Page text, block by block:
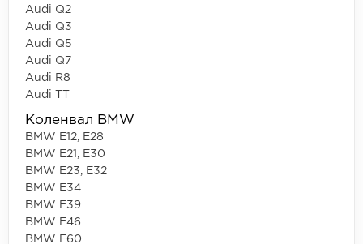
Audi Q2
Audi Q3
Audi Q5
Audi Q7
Audi R8
Audi TT
Коленвал BMW
BMW E12, E28
BMW E21, E30
BMW E23, E32
BMW E34
BMW E39
BMW E46
BMW E60